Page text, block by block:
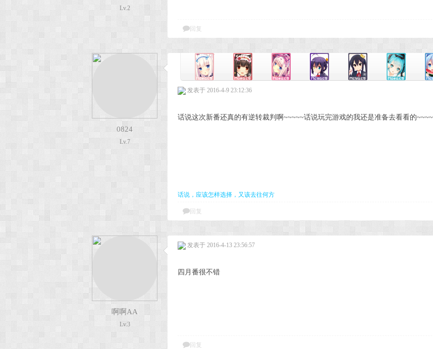
Lv.2
回复
0824
Lv.7
发表于 2016-4-9 23:12:36
话说这次新番还真的有逆转裁判啊~~~~~话说玩完游戏的我还是准备去看看的~~~~
话说，应该怎样选择，又该去往何方
回复
啊啊AA
Lv.3
发表于 2016-4-13 23:56:57
四月番很不错
回复